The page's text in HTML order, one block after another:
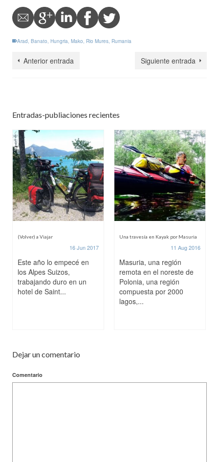
Arad, Banato, Hungria, Mako, Rio Mures, Rumania
Anterior entrada Siguiente entrada
Entradas-publiaciones recientes
(Volver) a Viajar
16 Jun 2017
Este año lo empecé en
los Alpes Suizos,
trabajando duro en un
hotel de Saint...
Una travesía en Kayak por Masuria
11 Aug 2016
Masuria, una región
remota en el noreste de
Polonia, una región
compuesta por 2000
lagos,...
Dejar un comentario
Comentario